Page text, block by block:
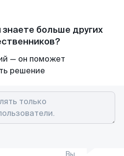
больше других
— он поможет
решение
Вы